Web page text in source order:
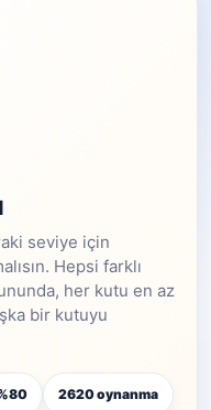
seviye için
Hepsi farklı
her kutu en az
bir kutuyu
2620 oynanma